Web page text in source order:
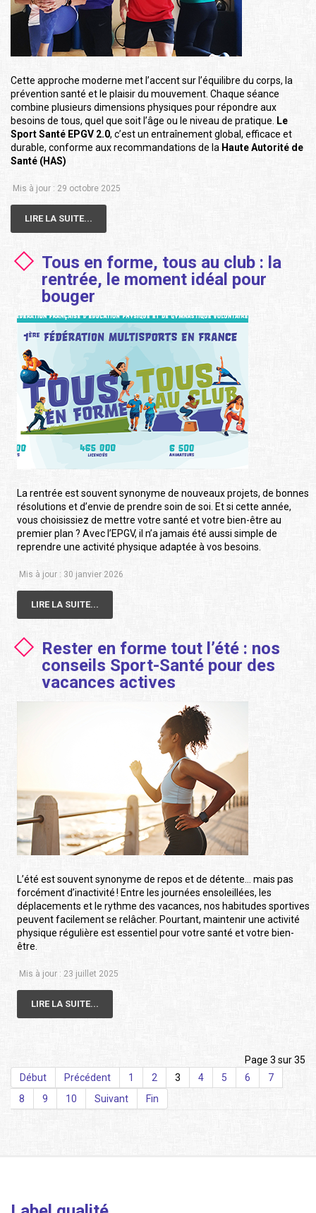
Cette approche moderne met l’accent sur l’équilibre du corps, la
prévention santé et le plaisir du mouvement. Chaque séance
combine plusieurs dimensions physiques pour répondre aux
besoins de tous, quel que soit l’âge ou le niveau de pratique. Le
Sport Santé EPGV 2.0, c’est un entraînement global, efficace et
durable, conforme aux recommandations de la Haute Autorité de
Santé (HAS)
Mis à jour : 29 octobre 2025
LIRE LA SUITE...
Tous en forme, tous au club : la
rentrée, le moment idéal pour
bouger
La rentrée est souvent synonyme de nouveaux projets, de bonnes
résolutions et d’envie de prendre soin de soi. Et si cette année,
vous choisissiez de mettre votre santé et votre bien-être au
premier plan ? Avec l’EPGV, il n’a jamais été aussi simple de
reprendre une activité physique adaptée à vos besoins.
Mis à jour : 30 janvier 2026
LIRE LA SUITE...
Rester en forme tout l’été : nos
conseils Sport-Santé pour des
vacances actives
L’été est souvent synonyme de repos et de détente… mais pas
forcément d’inactivité ! Entre les journées ensoleillées, les
déplacements et le rythme des vacances, nos habitudes sportives
peuvent facilement se relâcher. Pourtant, maintenir une activité
physique régulière est essentiel pour votre santé et votre bien-
être.
Mis à jour : 23 juillet 2025
LIRE LA SUITE...
Page 3 sur 35
Début
Précédent 1 2 3 4 5 6
7
8
9 10 Suivant Fin